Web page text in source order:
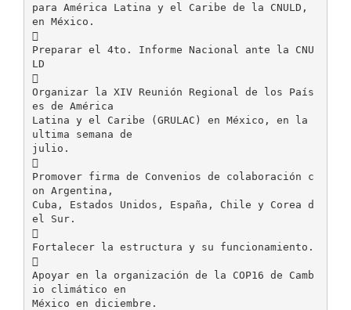
para América Latina y el Caribe de la CNULD,
en México.

Preparar el 4to. Informe Nacional ante la CNU
LD

Organizar la XIV Reunión Regional de los País
es de América
Latina y el Caribe (GRULAC) en México, en la
ultima semana de
julio.

Promover firma de Convenios de colaboración c
on Argentina,
Cuba, Estados Unidos, España, Chile y Corea d
el Sur.

Fortalecer la estructura y su funcionamiento.

Apoyar en la organización de la COP16 de Camb
io climático en
México en diciembre.